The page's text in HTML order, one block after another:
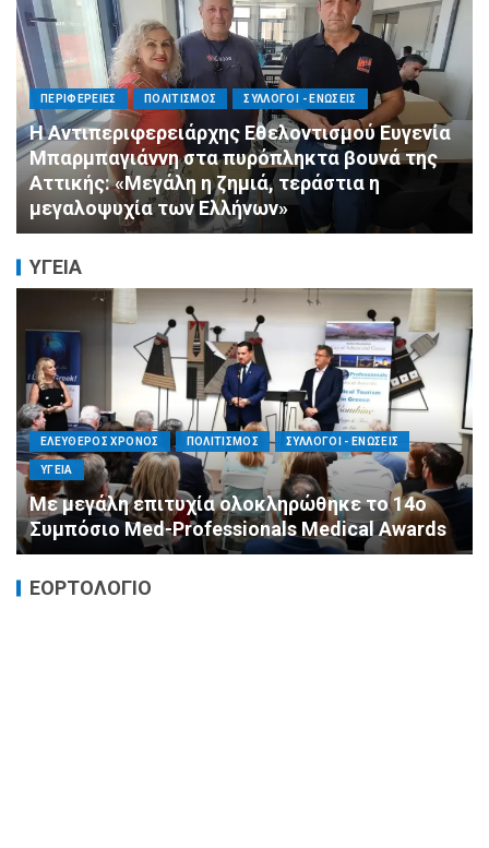
ΠΟΛΙΤΙΣΜΟΣ ΣΥΛΛΟΓΟΙ - ΕΝΩΣΕΙΣ
Πνιγμός: Ο Σιωπηλός Θάνατος που Δεν
Μοιάζει με τις Ταινίες
ΥΓΕΙΑ
ΕΛΕΥΘΕΡΟΣ ΧΡΟΝΟΣ ΟΙΚΟΝΟΜΙΑ ΥΓΕΙΑ
Καταστροφικές δαπάνες υγείας και η
αντιμετώπισή τους
ΕΟΡΤΟΛΟΓΙΟ